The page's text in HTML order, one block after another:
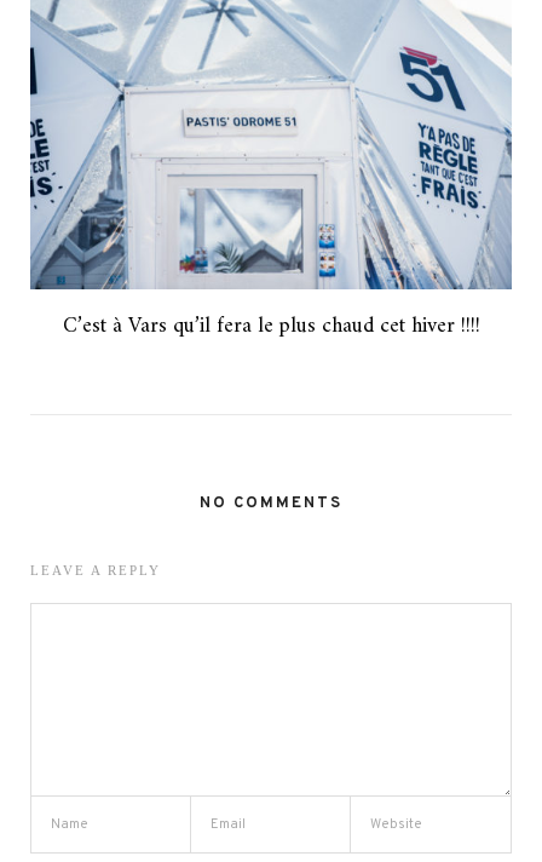
C’est à Vars qu’il fera le plus chaud cet hiver !!!!
NO COMMENTS
LEAVE A REPLY